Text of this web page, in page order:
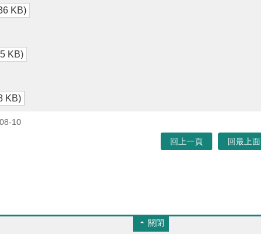
KB)
KB)
KB)
10
回上一頁 回最上面
關閉